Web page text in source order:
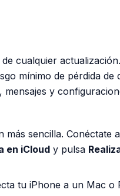
cualquier
mínimo de pérdida de
y
más sencilla. Conéctate
en iCloud y pulsa
tu iPhone a un Mac o